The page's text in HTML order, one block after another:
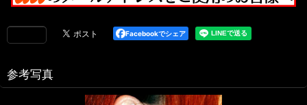
Facebookでシェア
参考写真